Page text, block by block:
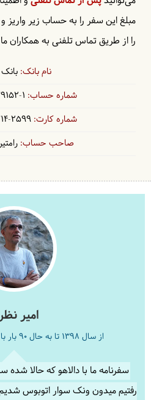
مبلغ این سفر را به حساب زیر
را از طریق تماس تلفنی به همکاران
1
2599
امیر
از سال 1398 تا به حال 90 بار با دالاهو سفر کرده است.
سفرنامه ما با دالاهو که حالا شده
رفتیم میدون ونک سوار اتوبوس